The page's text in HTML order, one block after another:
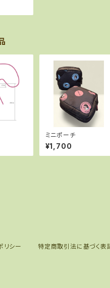
ミニポーチ
¥1,700
リシー 特定商取引法に基づく表